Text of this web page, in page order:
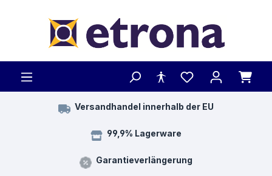
Versandhandel innerhalb der EU
99,9% Lagerware
Garantieverlängerung